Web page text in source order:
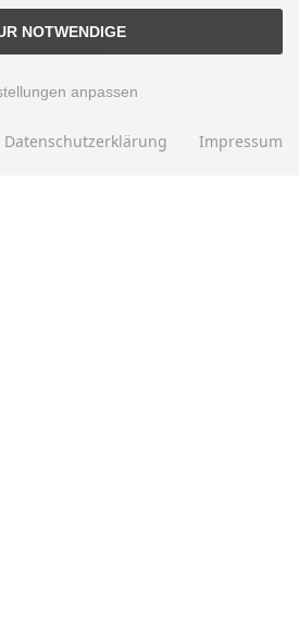
Altbatterien
NOTWENDIGE
anpassen
Datenschutzerklärung Impressum